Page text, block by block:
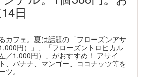
日
カフェ。夏は話題の「フローズンアサ
円）」、「フローズントロピカル
／1,000円）」がおすすめ！ アサイ
、バナナ、マンゴー、ココナッツ等を
。